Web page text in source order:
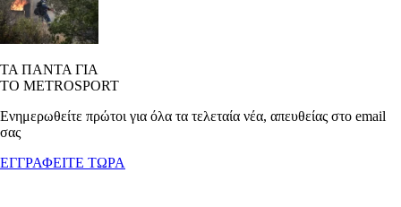
ΤΑ ΠΑΝΤΑ ΓΙΑ
ΤΟ METROSPORT
Ενημερωθείτε πρώτοι για όλα τα τελεταία νέα, απευθείας στο email
σας
ΕΓΓΡΑΦΕΙΤΕ ΤΩΡΑ